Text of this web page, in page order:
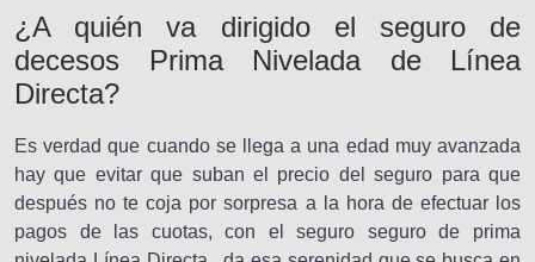
¿A quién va dirigido el seguro de
decesos Prima Nivelada de Línea
Directa?
Es verdad que cuando se llega a una edad muy avanzada
hay que evitar que suban el precio del seguro para que
después no te coja por sorpresa a la hora de efectuar los
pagos de las cuotas, con el seguro seguro de prima